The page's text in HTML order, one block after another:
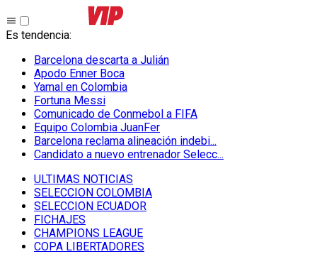
Es tendencia:
Barcelona descarta a Julián
Apodo Enner Boca
Yamal en Colombia
Fortuna Messi
Comunicado de Conmebol a FIFA
Equipo Colombia JuanFer
Barcelona reclama alineación indebi...
Candidato a nuevo entrenador Selecc...
ULTIMAS NOTICIAS
SELECCION COLOMBIA
SELECCION ECUADOR
FICHAJES
CHAMPIONS LEAGUE
COPA LIBERTADORES